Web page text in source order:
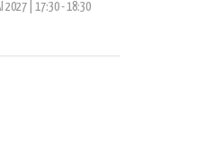
2027 | 17:30-18:30